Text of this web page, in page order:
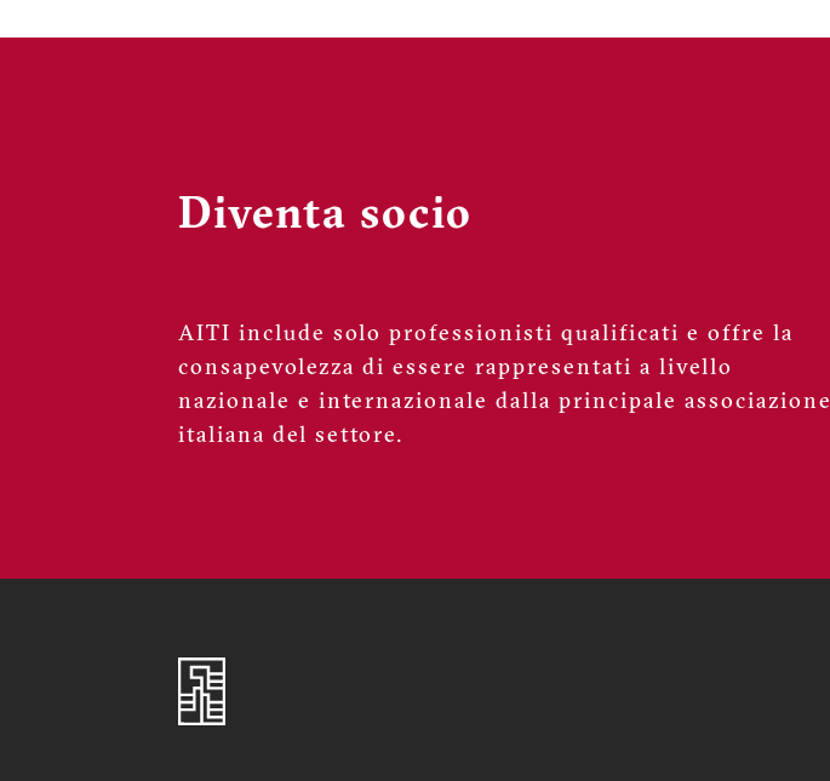
Diventa socio
AITI include solo professionisti qualificati e offre la
consapevolezza di essere rappresentati a livello
nazionale e internazionale dalla principale associazione
italiana del settore.